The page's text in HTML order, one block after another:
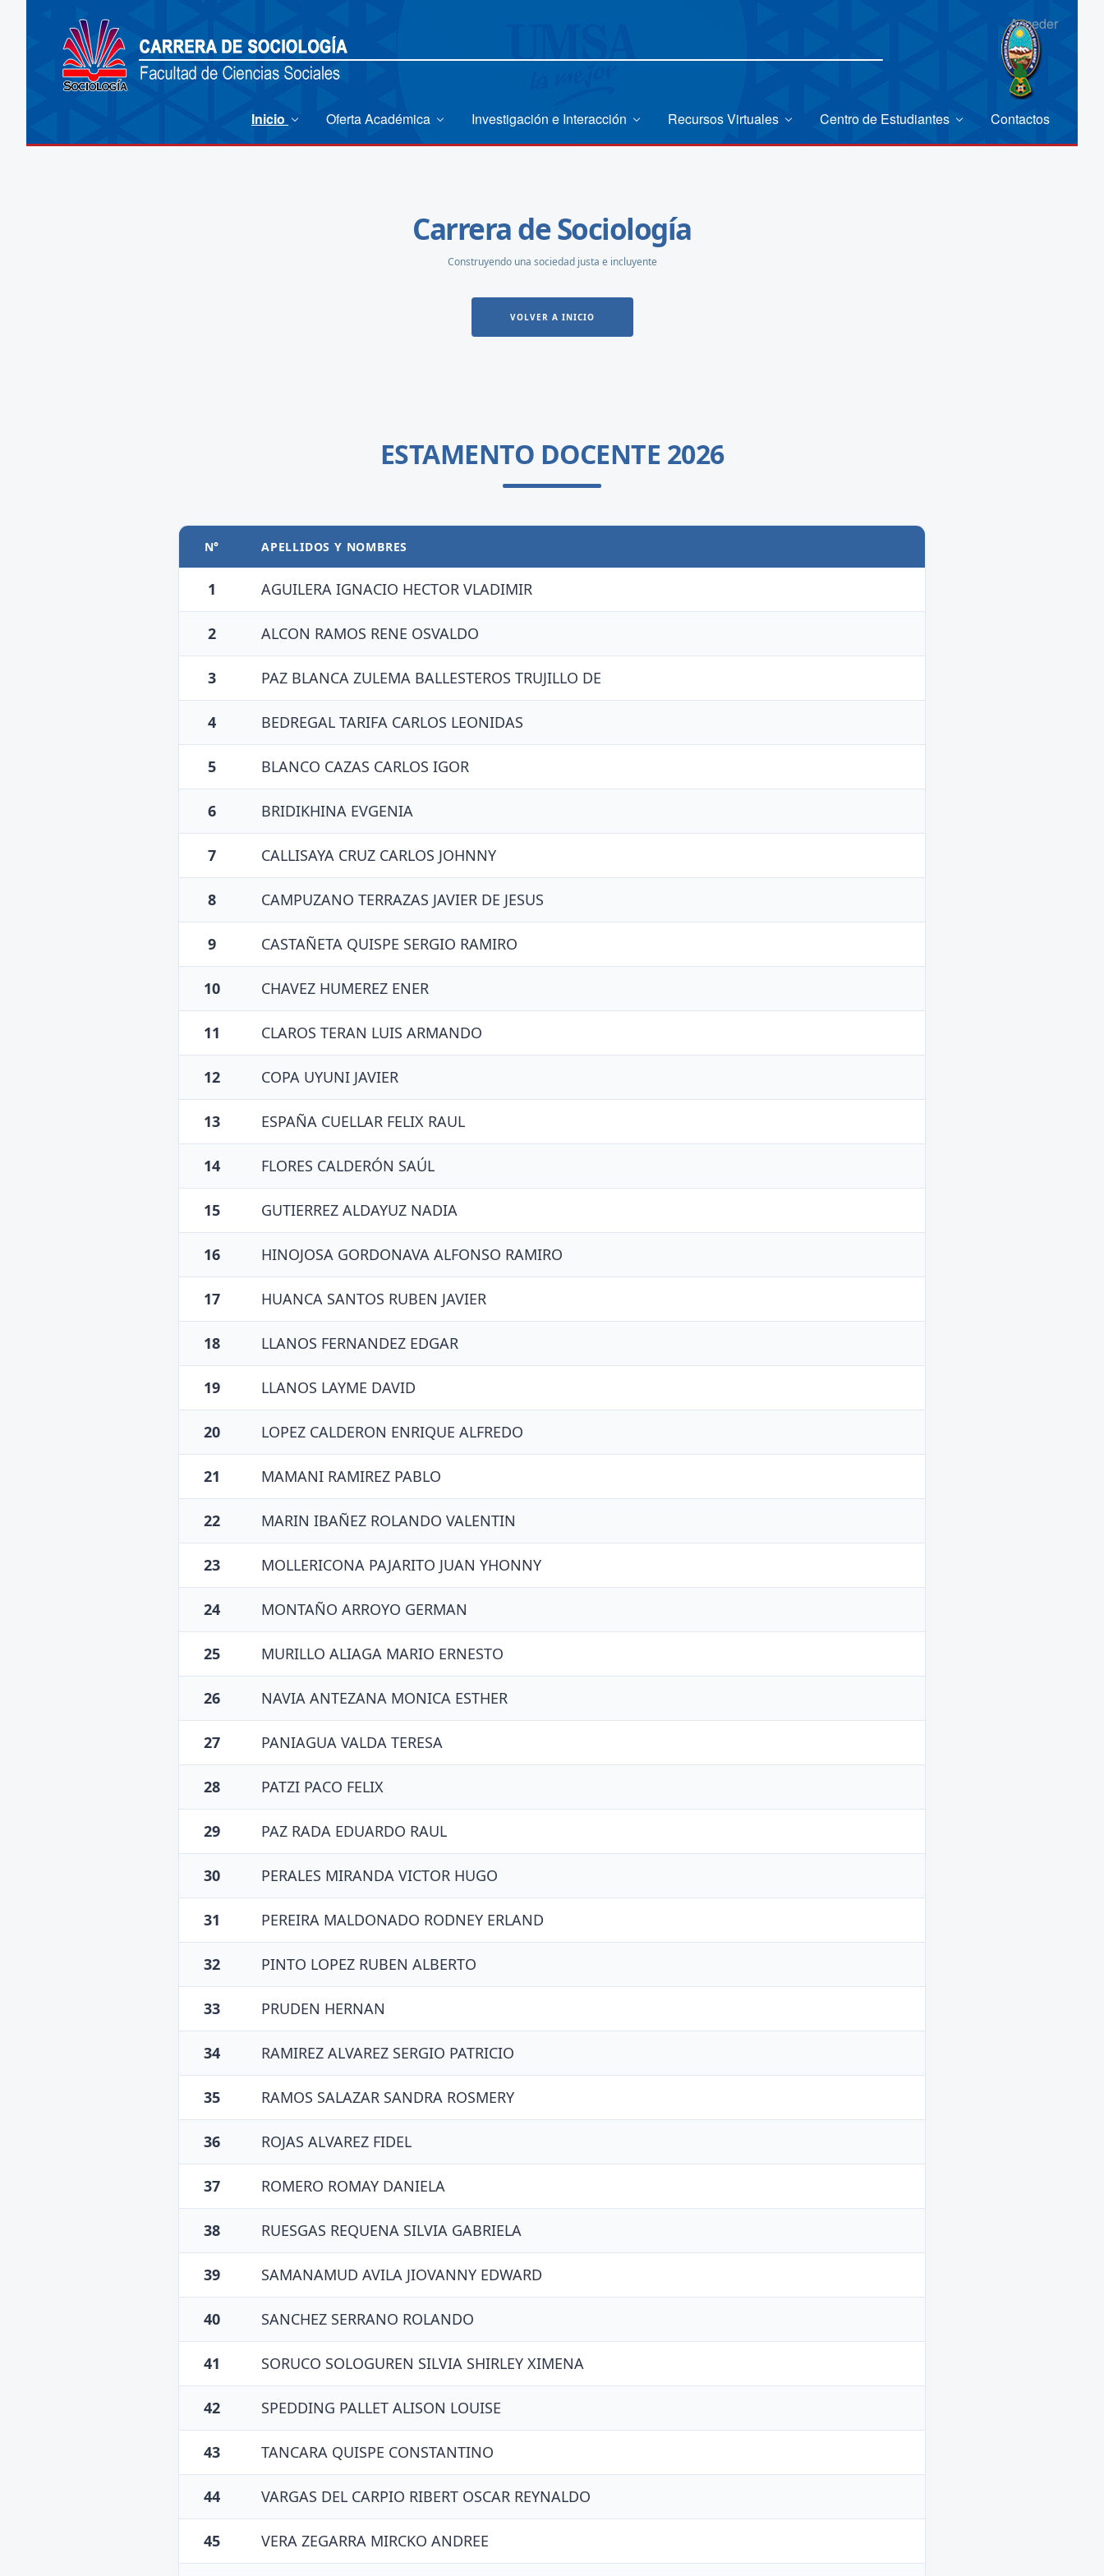
Acceder
Inicio Oferta Académica Investigación e Interacción Recursos Virtuales Centro de Estudiantes Contactos
Carrera de Sociología
Construyendo una sociedad justa e incluyente
VOLVER A INICIO
ESTAMENTO DOCENTE 2026
N° APELLIDOS Y NOMBRES
1 AGUILERA IGNACIO HECTOR VLADIMIR
2 ALCON RAMOS RENE OSVALDO
3 PAZ BLANCA ZULEMA BALLESTEROS TRUJILLO DE
4 BEDREGAL TARIFA CARLOS LEONIDAS
5 BLANCO CAZAS CARLOS IGOR
6 BRIDIKHINA EVGENIA
7 CALLISAYA CRUZ CARLOS JOHNNY
8 CAMPUZANO TERRAZAS JAVIER DE JESUS
9 CASTAÑETA QUISPE SERGIO RAMIRO
10 CHAVEZ HUMEREZ ENER
11 CLAROS TERAN LUIS ARMANDO
12 COPA UYUNI JAVIER
13 ESPAÑA CUELLAR FELIX RAUL
14 FLORES CALDERÓN SAÚL
15 GUTIERREZ ALDAYUZ NADIA
16 HINOJOSA GORDONAVA ALFONSO RAMIRO
17 HUANCA SANTOS RUBEN JAVIER
18 LLANOS FERNANDEZ EDGAR
19 LLANOS LAYME DAVID
20 LOPEZ CALDERON ENRIQUE ALFREDO
21 MAMANI RAMIREZ PABLO
22 MARIN IBAÑEZ ROLANDO VALENTIN
23 MOLLERICONA PAJARITO JUAN YHONNY
24 MONTAÑO ARROYO GERMAN
25 MURILLO ALIAGA MARIO ERNESTO
26 NAVIA ANTEZANA MONICA ESTHER
27 PANIAGUA VALDA TERESA
28 PATZI PACO FELIX
29 PAZ RADA EDUARDO RAUL
30 PERALES MIRANDA VICTOR HUGO
31 PEREIRA MALDONADO RODNEY ERLAND
32 PINTO LOPEZ RUBEN ALBERTO
33 PRUDEN HERNAN
34 RAMIREZ ALVAREZ SERGIO PATRICIO
35 RAMOS SALAZAR SANDRA ROSMERY
36 ROJAS ALVAREZ FIDEL
37 ROMERO ROMAY DANIELA
38 RUESGAS REQUENA SILVIA GABRIELA
39 SAMANAMUD AVILA JIOVANNY EDWARD
40 SANCHEZ SERRANO ROLANDO
41 SORUCO SOLOGUREN SILVIA SHIRLEY XIMENA
42 SPEDDING PALLET ALISON LOUISE
43 TANCARA QUISPE CONSTANTINO
44 VARGAS DEL CARPIO RIBERT OSCAR REYNALDO
45 VERA ZEGARRA MIRCKO ANDREE